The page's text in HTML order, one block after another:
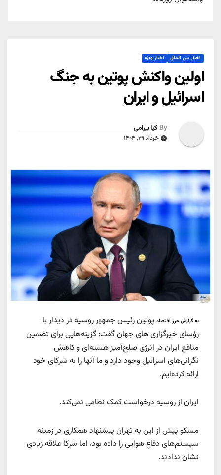
اخبار بین الملل اخبار ویژه
اولین واکنش پوتین به جنگ
اسرائیل و ایران
By کیا بیرامی
خرداد ۲۹, ۱۴۰۴
به گزارش مرز اقتصاد پوتین رئیس جمهور روسیه در دیدار با
رؤسای خبرگزاری های جهان گفت: گزینه‌هایی برای تضمین
منافع ایران در انرژی صلح‌آمیز هسته‌ای و کاهش
نگرانی‌های اسرائیل وجود دارد و ما آنها را به شرکای خود
ارائه کرده‌ایم.
ایران از روسیه درخواست کمک نظامی نمی‌کند.
️مسکو پیش از این به تهران پیشنهاد همکاری در زمینه
سیستم‌های دفاع هوایی را داده بود، اما شرکا علاقه زیادی
نشان ندادند.